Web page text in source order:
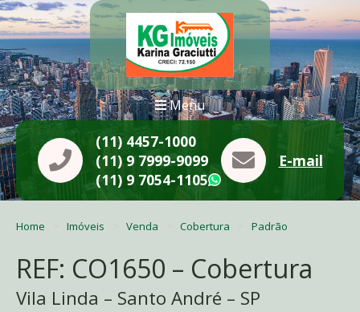
Menu
(11) 4457-1000
(11) 9 7999-9099
(11) 9 7054-1105
WhatsApp
E-mail
Home Imóveis Venda Cobertura Padrão
REF: CO1650 – Cobertura
Vila Linda – Santo André – SP